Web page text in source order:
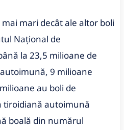
mari decât ale altor boli
Național de
la 23,5 milioane de
9 milioane
au boli de
tiroidiană autoimună
boală din numărul